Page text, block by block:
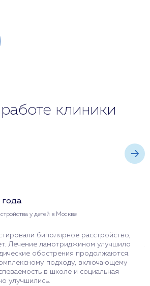
клиники
года
у детей в Москве
биполярное расстройство,
Лечение ламотриджином улучшило
обострения продолжаются.
подходу, включающему
в школе и социальная
улучшились.